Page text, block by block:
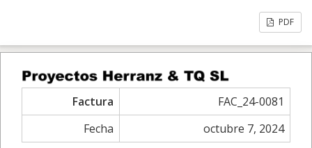
PDF
Factura
FAC_24-0081
Fecha
octubre 7, 2024